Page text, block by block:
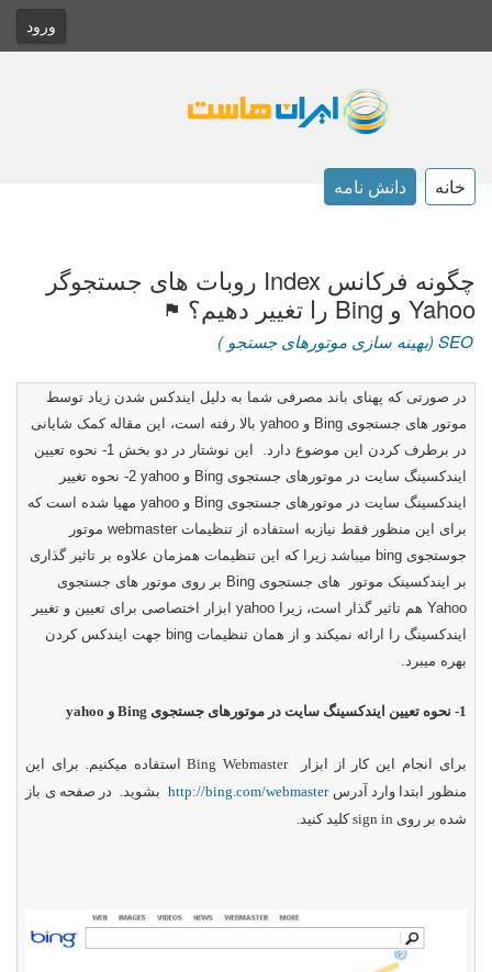
ورود
خانه دانش نامه
چگونه فرکانس Index روبات های جستجوگر
Yahoo و Bing را تغییر دهیم؟
SEO (بهینه سازی موتورهای جستجو )
در صورتی که پهنای باند مصرفی شما به دلیل ایندکس شدن زیاد توسط
موتور های جستجویBing وyahoo بالا رفته است، این مقاله کمک شایانی
در برطرف کردن این موضوع دارد. این نوشتار در دو بخش 1- نحوه تعیین
ایندکسینگ سایت در موتورهای جستجویBing وyahoo
2- نحوه تغییر
ایندکسینگ سایت در موتورهای جستجویBing وyahoo مهیا شده است که
برای این منظور فقط نیازبه استفاده از تنظیماتwebmaster موتور
جوستجویbing میباشد زیرا که این تنظیمات همزمان علاوه بر تاثیر گذاری
بر ایندکسینک موتور های جستجویBing بر روی موتور های جستجوی
Yahoo هم تاثیر گذار است، زیراyahoo ابزار اختصاصی برای تعیین و تغییر
ایندکسینگ را ارائه نمیکند و از همان تنظیماتbing جهت ایندکس کردن
بهره میبرد.
1- نحوه تعیین ایندکسینگ سایت در موتورهای جستجوی Bing و yahoo
برای انجام این کار از ابزار Bing Webmasterاستفاده میکنیم. برای این
منظور ابتدا وارد آدرسhttp://bing.com/webmasterبشوید. در صفحه ی باز
شده بر روی sign inکلید کنید.